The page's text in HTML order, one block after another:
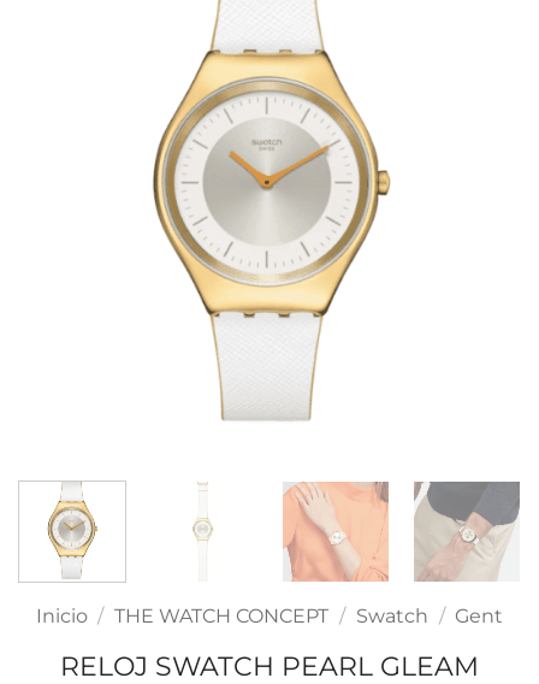
Inicio / THE WATCH CONCEPT / Swatch / Gent
RELOJ SWATCH PEARL GLEAM